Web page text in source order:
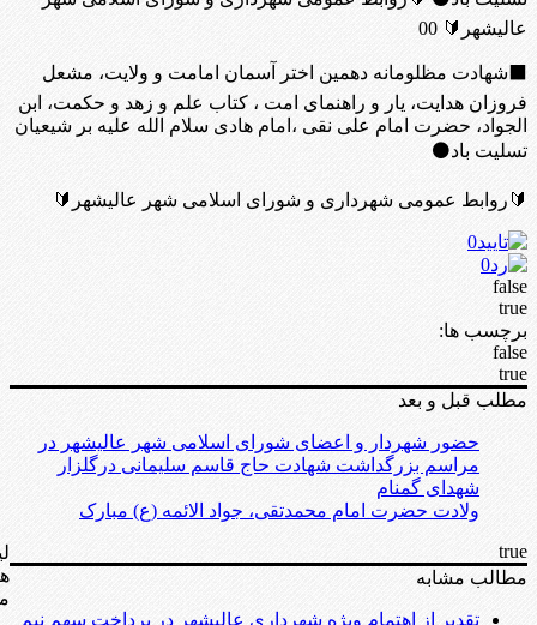
عالیشهر🔰 00
⬛شهادت مظلومانه دهمین اختر آسمان امامت و ولایت، مشعل
فروزان هدایت، یار و راهنمای امت ، کتاب علم و زهد و حکمت، ابن
الجواد، حضرت امام علی نقی ،امام هادی سلام الله علیه بر شیعیان
تسلیت باد⚫
🔰روابط عمومی شهرداری و شورای اسلامی شهر عالیشهر🔰
0
0
false
true
برچسب ها:
false
true
مطلب قبل و بعد
حضور شهردار و اعضای شورای اسلامی شهر عالیشهر در
مراسم بزرگداشت شهادت حاج قاسم سلیمانی درگلزار
شهدای گمنام
ولادت حضرت امام محمدتقی، جواد الائمه (ع) مبارک
true
مطالب مشابه
تقدیر از اهتمام ویژه شهرداری عالیشهر در پرداخت سهم نیم